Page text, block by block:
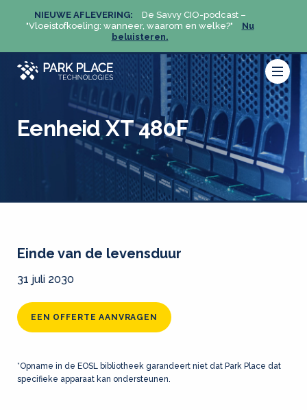
NIEUWE AFLEVERING:
De Savvy CIO-podcast –
"Vloeistofkoeling: wanneer, waarom en welke?"
Nu
beluisteren.
Eenheid XT 480F
Einde van de levensduur
31 juli 2030
EEN OFFERTE AANVRAGEN
*Opname in de EOSL bibliotheek garandeert niet dat Park Place dat
specifieke apparaat kan ondersteunen.